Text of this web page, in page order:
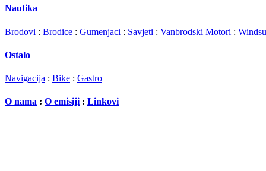
Nautika
Brodovi : Brodice : Gumenjaci : Savjeti : Vanbrodski Motori :
Ostalo
Navigacija : Bike : Gastro
O nama : O emisiji : Linkovi